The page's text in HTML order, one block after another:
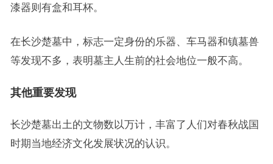
漆器则有盒和耳杯。
在长沙楚墓中，标志一定身份的乐器、车马器和镇墓兽
等发现不多，表明墓主人生前的社会地位一般不高。
其他重要发现
长沙楚墓出土的文物数以万计，丰富了人们对春秋战国
时期当地经济文化发展状况的认识。